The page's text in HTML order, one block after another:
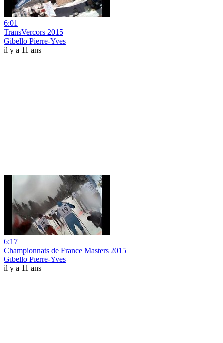
6:01
TransVercors 2015
Gibello Pierre-Yves
il y a 11 ans
6:17
Championnats de France Masters 2015
Gibello Pierre-Yves
il y a 11 ans